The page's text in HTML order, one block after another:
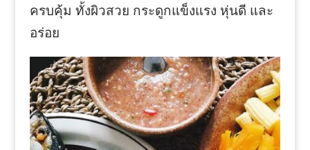
ครบคุ้ม ทั้งผิวสวย กระดูกแข็งแรง หุ่นดี และ
อร่อย